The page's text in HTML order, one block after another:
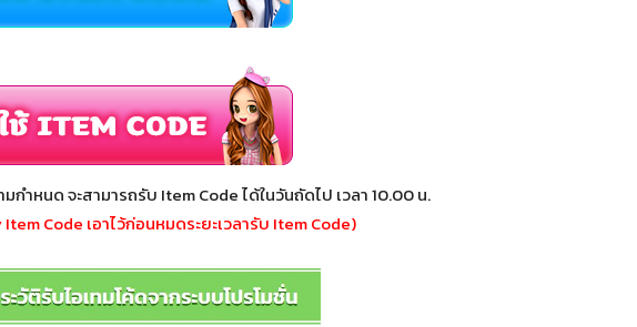
กำหนด จะสามารถรับ Item Code ได้ในวันถัดไป เวลา 10.00 น.
Code เอาไว้ก่อนหมดระยะเวลารับ Item Code)